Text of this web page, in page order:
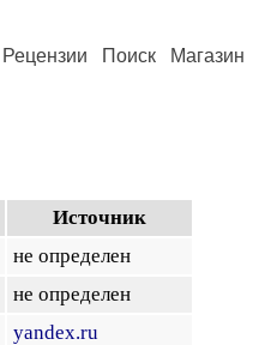
Рецензии Поиск Магазин
Источник
не определен
не определен
yandex.ru